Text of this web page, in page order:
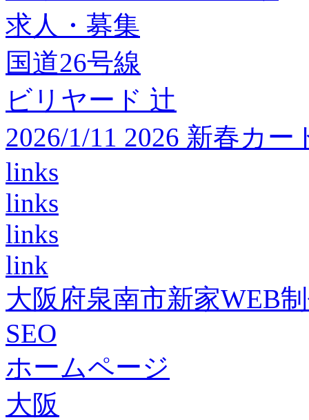
求人・募集
国道26号線
ビリヤード 辻
2026/1/11 2026 新春カ
links
links
links
link
大阪府泉南市新家WEB
SEO
ホームページ
大阪